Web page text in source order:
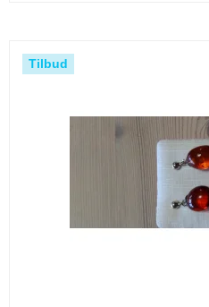
Tilbud